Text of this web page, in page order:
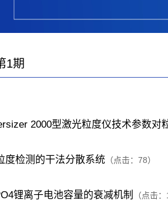
1期
2000型激光粒度仪技术参数对
度检测的干法分散系统 （点击： 78）
锂离子电池容量的衰减机制 （点击：